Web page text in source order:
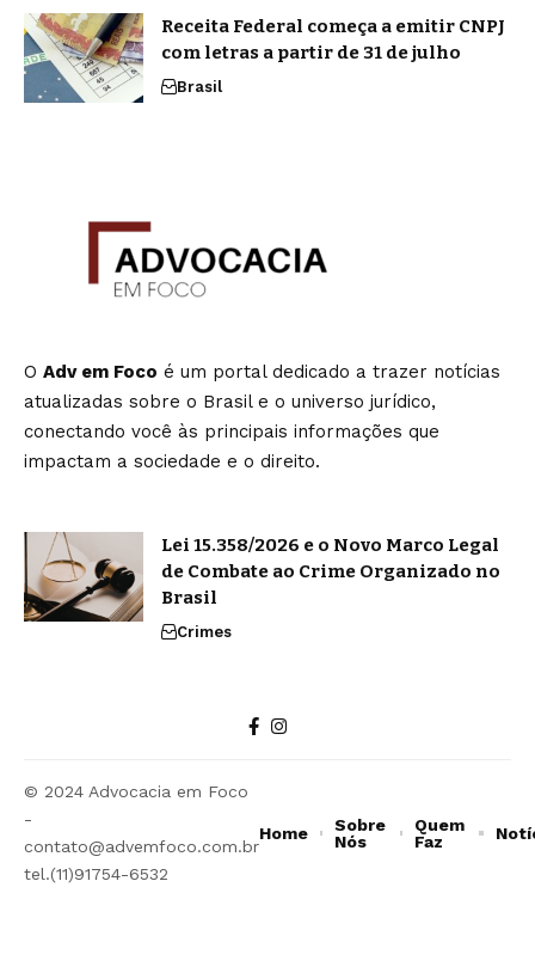
Receita Federal começa a emitir CNPJ
com letras a partir de 31 de julho
Brasil
O Adv em Foco é um portal dedicado a trazer notícias
atualizadas sobre o Brasil e o universo jurídico,
conectando você às principais informações que
impactam a sociedade e o direito.
Lei 15.358/2026 e o Novo Marco Legal
de Combate ao Crime Organizado no
Brasil
Crimes
© 2024 Advocacia em Foco
-
contato@advemfoco.com.br
tel.(11)91754-6532
Home
Sobre
Nós
Quem
Faz